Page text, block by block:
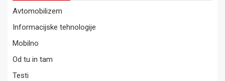
Avtomobilizem
Informacijske tehnologije
Mobilno
Od tu in tam
Testi